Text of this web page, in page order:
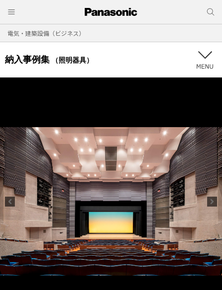
電気・建築設備（ビジネス）
納入事例集 （照明器具）